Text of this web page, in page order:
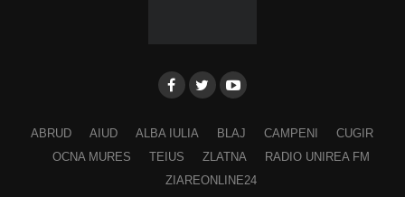
ABRUD AIUD ALBA IULIA BLAJ CAMPENI
CUGIR
OCNA MURES
TEIUS ZLATNA
RADIO UNIREA FM
ZIAREONLINE24